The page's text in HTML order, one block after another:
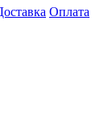
Оплата